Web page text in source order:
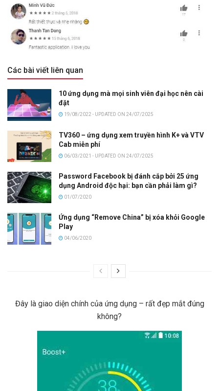
Các bài viết liên quan
10 ứng dụng mà mọi sinh viên đại học nên cài
đặt
19/08/2022 - UPDATED ON 24/07/2025
TV360 – ứng dụng xem truyền hình K+ và VTV
Cab miễn phí
06/03/2021 - UPDATED ON 24/07/2025
Password Facebook bị đánh cắp bởi 25 ứng
dụng Android độc hại: bạn cần phải làm gì?
01/07/2020
Ứng dụng “Remove China” bị xóa khỏi Google
Play
04/06/2020
Đây là giao diện chính của ứng dụng – rất đẹp mắt đúng
không?